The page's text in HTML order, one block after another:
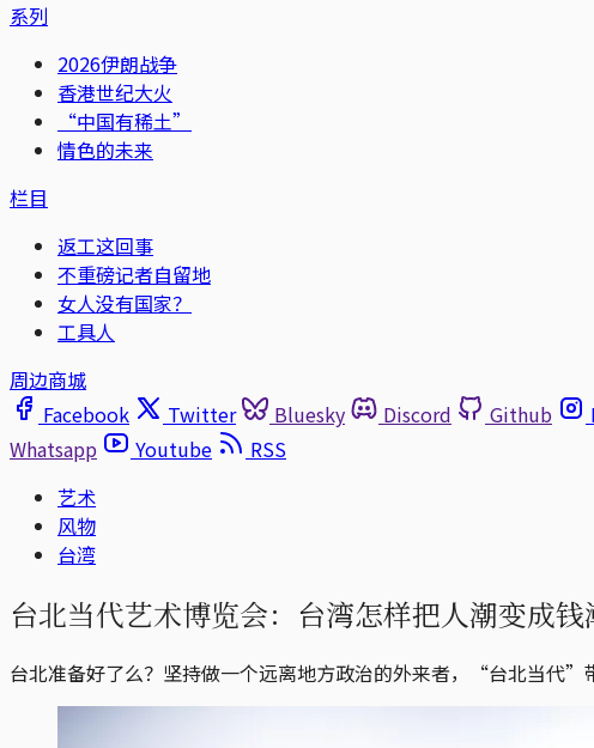
系列
2026伊朗战争
香港世纪大火
“中国有稀土”
情色的未来
栏目
返工这回事
不重磅记者自留地
女人没有国家？
工具人
周边商城
Facebook
Twitter Bluesky Discord Github
Whatsapp
Youtube
RSS
艺术
风物
台湾
台北当代艺术博览会：台湾怎样把人潮变成钱
台北准备好了么？坚持做一个远离地方政治的外来者，“台北当代